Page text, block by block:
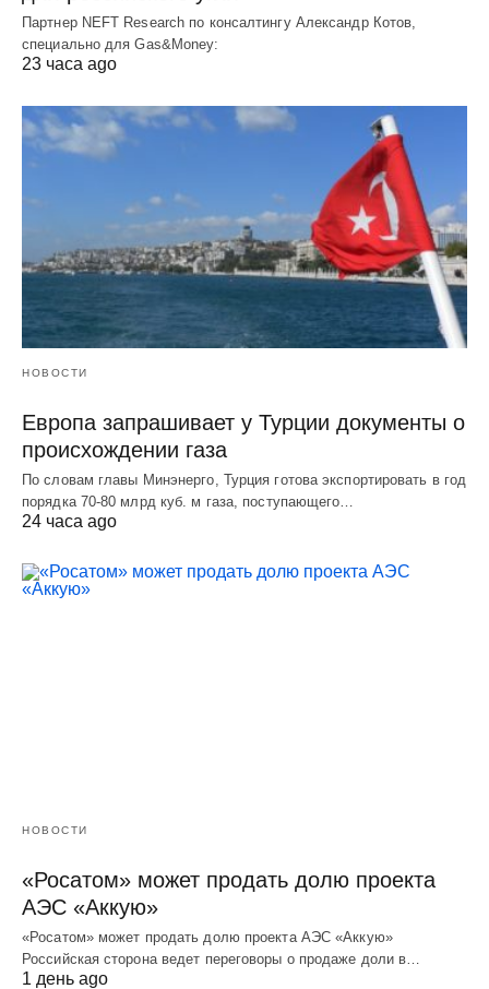
Партнер NEFT Research по консалтингу Александр Котов,
специально для Gas&Money:
23 часа ago
НОВОСТИ
Европа запрашивает у Турции документы о
происхождении газа
По словам главы Минэнерго, Турция готова экспортировать в год
порядка 70-80 млрд куб. м газа, поступающего…
24 часа ago
НОВОСТИ
«Росатом» может продать долю проекта
АЭС «Аккую»
«Росатом» может продать долю проекта АЭС «Аккую»
Российская сторона ведет переговоры о продаже доли в…
1 день ago